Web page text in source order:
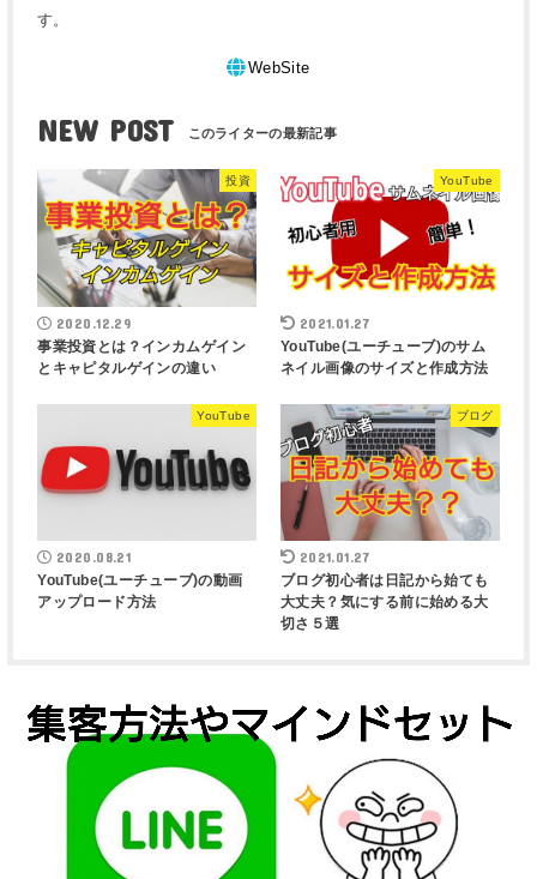
す。
WebSite
NEW POST
投資
2020.12.29
事業投資とは？インカムゲイン
とキャピタルゲインの違い
YouTube
2021.01.27
YouTube(ユーチューブ)のサム
ネイル画像のサイズと作成方法
YouTube
2020.08.21
YouTube(ユーチューブ)の動画
アップロード方法
ブログ
2021.01.27
ブログ初心者は日記から始ても
大丈夫？気にする前に始める大
切さ５選